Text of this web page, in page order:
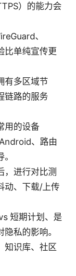
）的能力会
、
比单纯宣传更
有多区域节
链路的服务
用的设备
、路由
，进行对比测
动、下载/上传
短期计划、是
私的影响。
知识库、社区